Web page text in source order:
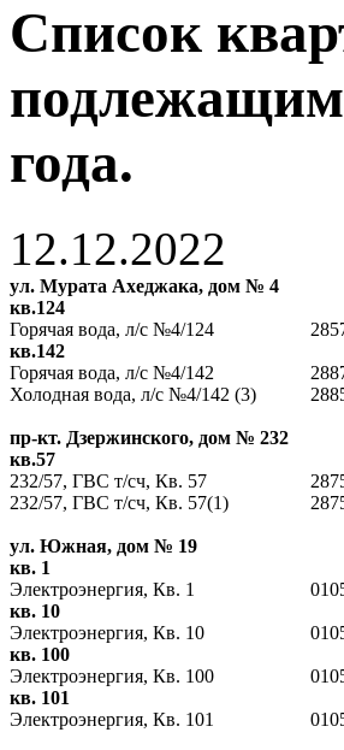
Список
года.
12.12.2022
ул. Мурата Ахеджака, дом № 4
кв.124
Горячая вода, л/с №4/124
кв.142
Горячая вода, л/с №4/142
Холодная вода, л/с №4/142 (3)
пр-кт. Дзержинского, дом № 232
кв.57
232/57, ГВС т/сч, Кв. 57
232/57, ГВС т/сч, Кв. 57(1)
ул. Южная, дом № 19
кв. 1
Электроэнергия, Кв. 1
кв. 10
Электроэнергия, Кв. 10
кв. 100
Электроэнергия, Кв. 100
кв. 101
Электроэнергия, Кв. 101